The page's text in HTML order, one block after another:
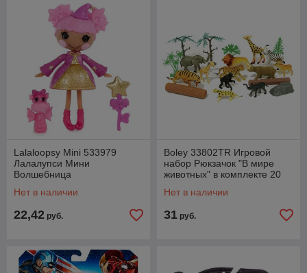
Lalaloopsy Mini 533979
Лалалупси Мини
Волшебница
Нет в наличии
22,42 руб.
Boley 33802TR Игровой
набор Рюкзачок "В мире
животных" в комплекте 20
Нет в наличии
31 руб.